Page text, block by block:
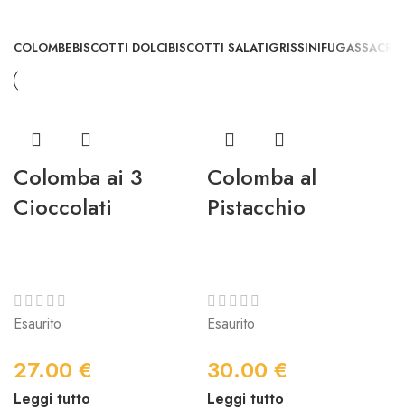
COLOMBEBISCOTTI DOLCIBISCOTTI SALATIGRISSINIFUGASSA
Colomba ai 3
Cioccolati
Esaurito
27.00 €
Leggi tutto
Colomba al
Pistacchio
Esaurito
30.00 €
Leggi tutto